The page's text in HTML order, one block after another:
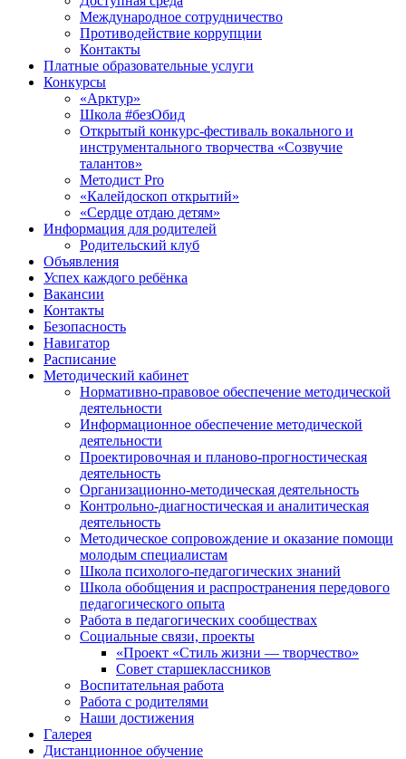
Международное сотрудничество
Противодействие коррупции
Контакты
Платные образовательные услуги
Конкурсы
«Арктур»
Школа #безОбид
Открытый конкурс-фестиваль вокального и
инструментального творчества «Созвучие
талантов»
Методист Pro
«Калейдоскоп открытий»
«Сердце отдаю детям»
Информация для родителей
Родительский клуб
Объявления
Успех каждого ребёнка
Вакансии
Контакты
Безопасность
Навигатор
Расписание
Методический кабинет
Нормативно-правовое обеспечение методической
деятельности
Информационное обеспечение методической
деятельности
Проектировочная и планово-прогностическая
деятельность
Организационно-методическая деятельность
Контрольно-диагностическая и аналитическая
деятельность
Методическое сопровождение и оказание помощи
молодым специалистам
Школа психолого-педагогических знаний
Школа обобщения и распространения передового
педагогического опыта
Работа в педагогических сообществах
Социальные связи, проекты
«Проект «Стиль жизни — творчество»
Совет старшеклассников
Воспитательная работа
Работа с родителями
Наши достижения
Галерея
Дистанционное обучение